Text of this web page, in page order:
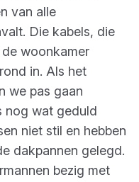
van alle
Die kabels, die
woonkamer
in. Als het
we pas gaan
nog wat geduld
niet stil en hebben
dakpannen gelegd.
bezig met